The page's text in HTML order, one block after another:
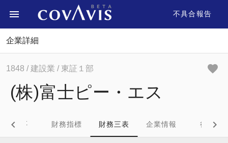
不具合報告
企業詳細
1848 / 建設業 / 東証１部
(株)富士ピー・エス
概要 財務指標 財務三表 企業情報 役員